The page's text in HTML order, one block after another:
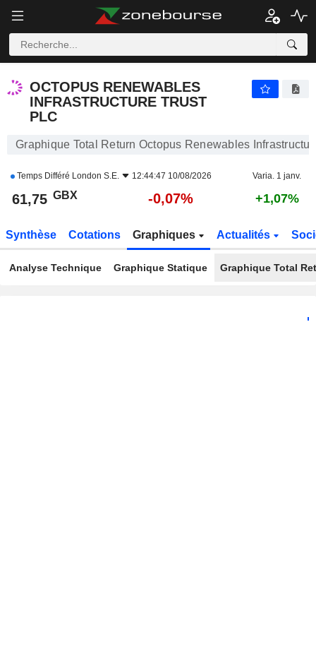
OCTOPUS RENEWABLES
INFRASTRUCTURE TRUST
PLC
Graphique Total Return Octopus Renewables
Temps Différé London S.E. 12:44:47 10/08/2026 Varia. 1 janv.
61,75 GBX -0,07% +1,07%
Synthèse Cotations Graphiques Actualités
Analyse Technique Graphique Statique Graphique Total